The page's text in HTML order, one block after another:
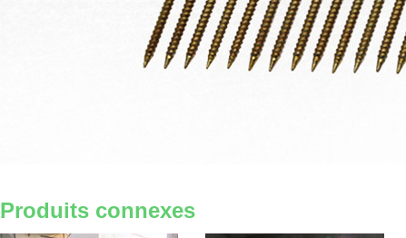
Produits connexes